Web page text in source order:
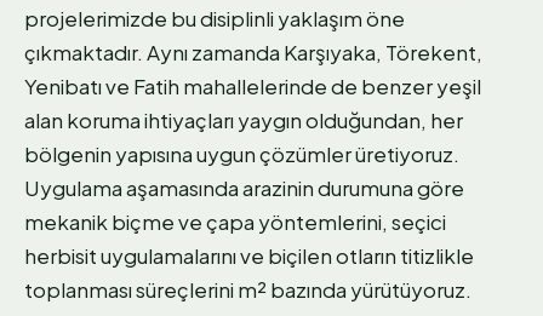
projelerimizde bu disiplinli yaklaşım öne
çıkmaktadır. Aynı zamanda Karşıyaka, Törekent,
Yenibatı ve Fatih mahallelerinde de benzer yeşil
alan koruma ihtiyaçları yaygın olduğundan, her
bölgenin yapısına uygun çözümler üretiyoruz.
Uygulama aşamasında arazinin durumuna göre
mekanik biçme ve çapa yöntemlerini, seçici
herbisit uygulamalarını ve biçilen otların titizlikle
toplanması süreçlerini m² bazında yürütüyoruz.